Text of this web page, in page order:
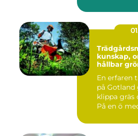
kunskap,
hållbar
En erfaren
på
klippa gräs
På en ö